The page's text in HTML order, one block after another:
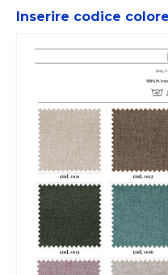
Inserire codice